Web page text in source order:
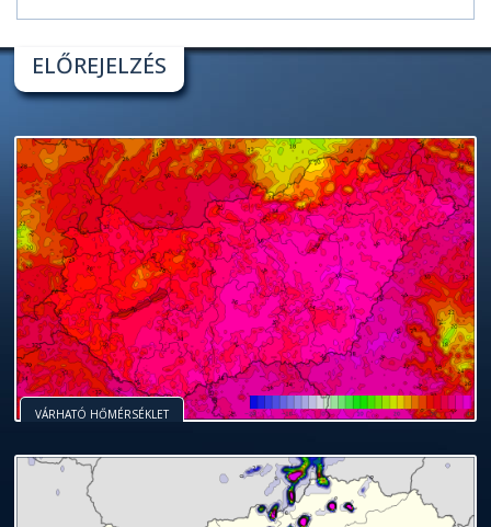
ELŐREJELZÉS
VÁRHATÓ HŐMÉRSÉKLET